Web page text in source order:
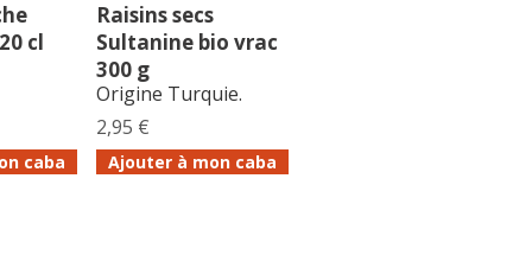
cl
caba
Raisins secs
Sultanine bio vrac
300 g
Origine Turquie.
2,95 €
Ajouter à mon caba